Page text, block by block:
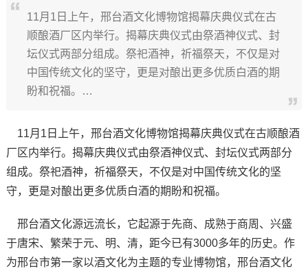
11月1日上午，邢台酒文化博物馆揭幕庆典仪式在古
顺酿酒厂区内举行。揭幕庆典仪式由祭酒神仪式、封
坛仪式两部分组成。祭祀酒神，祈福祭天，不仅是对
中国传统文化的坚守，更是对酿出更多优质白酒的期
盼和祝福。…
11月1日上午，邢台酒文化博物馆揭幕庆典仪式在古顺酿酒
厂区内举行。揭幕庆典仪式由祭酒神仪式、封坛仪式两部分
组成。祭祀酒神，祈福祭天，不仅是对中国传统文化的坚
守，更是对酿出更多优质白酒的期盼和祝福。
邢台酒文化源远流长，它起源于先商、成熟于商周、兴盛
于唐宋、繁荣于元、明、清，距今已有3000多年的历史。作
为邢台市第一家以酒文化为主题的专业博物馆，邢台酒文化